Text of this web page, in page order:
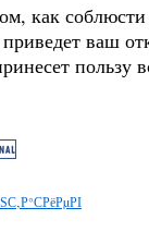
как
ваш
пользу